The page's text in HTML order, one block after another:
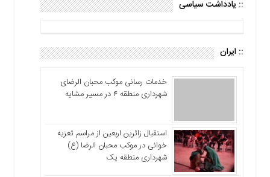
:: یادداشت سیاسی
:: ایران
خدمات رسانی موکب محبان الرضای
شهرداری منطقه ۴ در مسیر مشایه
استقبال زائرین اربعین از مراسم تعزیه
خوانی در موکب محبان الرضا (ع)
شهرداری منطقه یک